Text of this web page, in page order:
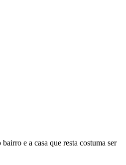
e a casa que resta costuma ser